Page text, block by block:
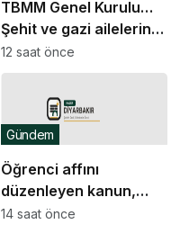
TBMM Genel Kurulu…
Şehit ve gazi ailelerine
yönelik düzenlemeleri
içeren kanun teklifinin
görüşmeleri başladı
12 saat önce
Öğrenci affını
düzenleyen kanun,
Resmi Gazete’de
Gündem
14 saat önce